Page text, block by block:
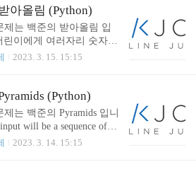
👨🏻‍💻 문제 풀이 입력 받
다 작으면 - / 0 보다 크면
. 숫자를 100,000개 까지
을 사용하였습니다. sy
아올림 (Python)
는 백준의 받아올림 입
린이에게 여러자리 숫자의
자리부터 왼쪽으로 하나
문제 풀이 👨🏻‍💻 코
num2): carry_count = 0
len(num2))
num2 = num2, num1
list(num2[::-1]) for idx
2023. 3. 15. 15:15
(Python)
는 백준의 Pyramids 입니
will be a sequence of in
of input will be signaled by
2023. 3. 14. 15:15